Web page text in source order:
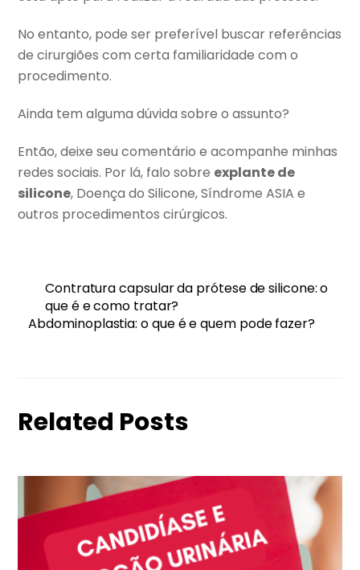
No entanto, pode ser preferível buscar referências
de cirurgiões com certa familiaridade com o
procedimento.
Ainda tem alguma dúvida sobre o assunto?
Então, deixe seu comentário e acompanhe minhas
redes sociais. Por lá, falo sobre explante de
silicone, Doença do Silicone, Síndrome ASIA e
outros procedimentos cirúrgicos.
Contratura capsular da prótese de silicone: o
que é e como tratar?
Abdominoplastia: o que é e quem pode fazer?
Related Posts